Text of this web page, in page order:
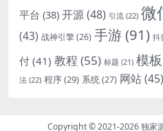
平台 (38) 开源(48) 引流 (22) 微
(43) 战神引擎(26) 手游(91) 抖
付 (41) 教程 (55) 标题 (21) 模板
法 (22) 程序(29) 系统(27) 网站(45)
Copyright © 2021-2026独家